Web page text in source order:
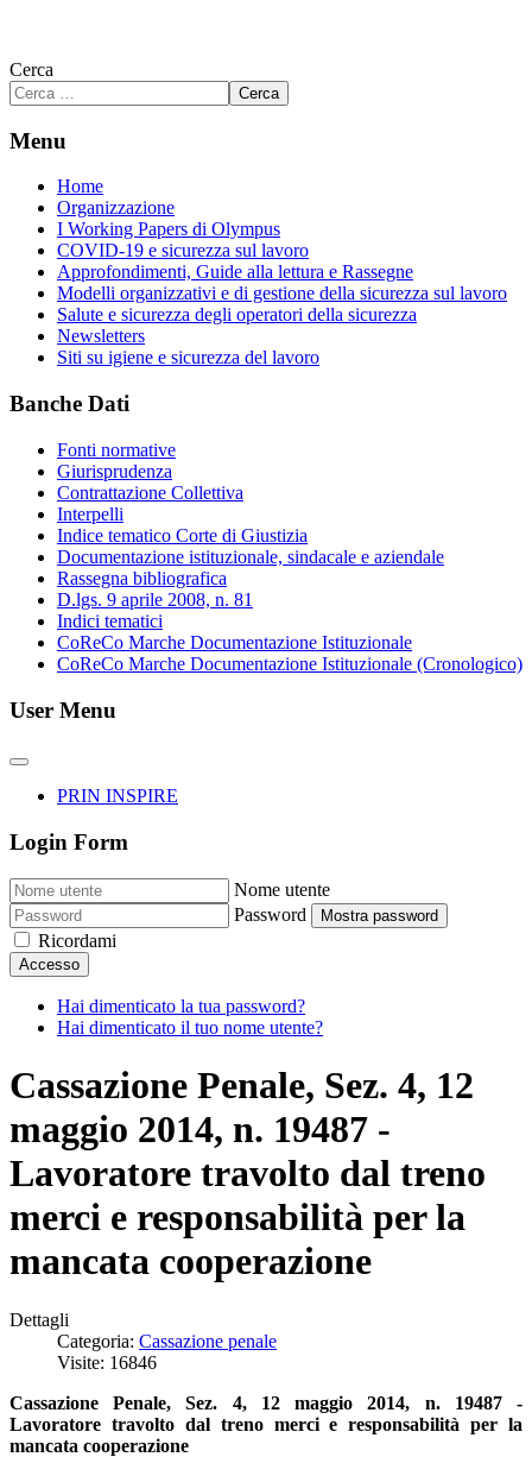
Cerca
Cerca
Menu
Home
Organizzazione
I Working Papers di Olympus
COVID-19 e sicurezza sul lavoro
Approfondimenti, Guide alla lettura e Rassegne
Modelli organizzativi e di gestione della sicurezza sul lavoro
Salute e sicurezza degli operatori della sicurezza
Newsletters
Siti su igiene e sicurezza del lavoro
Banche Dati
Fonti normative
Giurisprudenza
Contrattazione Collettiva
Interpelli
Indice tematico Corte di Giustizia
Documentazione istituzionale, sindacale e aziendale
Rassegna bibliografica
D.lgs. 9 aprile 2008, n. 81
Indici tematici
CoReCo Marche Documentazione Istituzionale
CoReCo Marche Documentazione Istituzionale (Cronologico)
User Menu
PRIN INSPIRE
Login Form
Nome utente
Password
Mostra password
Ricordami
Accesso
Hai dimenticato la tua password?
Hai dimenticato il tuo nome utente?
Cassazione Penale, Sez. 4, 12
maggio 2014, n. 19487 -
Lavoratore travolto dal treno
merci e responsabilità per la
mancata cooperazione
Dettagli
Categoria: Cassazione penale
Visite: 16846
Cassazione Penale, Sez. 4, 12 maggio 2014, n. 19487 -
Lavoratore travolto dal treno merci e responsabilità per la
mancata cooperazione